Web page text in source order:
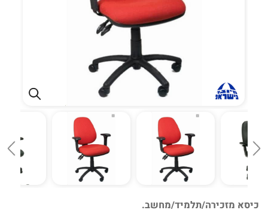
כיסא מזכירה/תלמיד/מחשב.